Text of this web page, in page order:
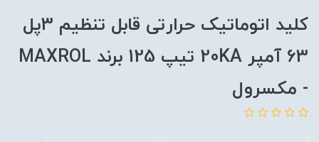
کلید اتوماتیک حرارتی قابل تنظیم 3پل
63 آمپر 20KA تیپ 125 برند MAXROL
- مکسرول